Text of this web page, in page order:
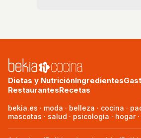
Dietas y NutriciónIngredientes
RestaurantesRecetas
bekia.es · moda · belleza · cocina ·
mascotas · salud · psicología · hogar·